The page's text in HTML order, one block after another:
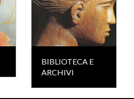
BIBLIOTECA E
ARCHIVI